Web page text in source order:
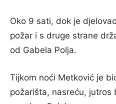
Oko 9 sati, dok je
požar i s druge strane
od Gabela Polja.
Tijkom noći Metković je
požarišta, nasreću, jutros